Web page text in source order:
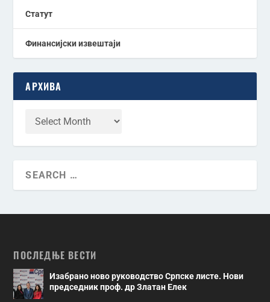
Статут
Финансијски извештаји
АРХИВА
ПОСЛЕДЊЕ ВЕСТИ
Изабрано ново руководство Српске листе. Нови
председник проф. др Златан Елек